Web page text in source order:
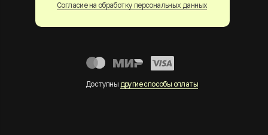
Согласие на обработку персональных данных
Доступны другие способы оплаты